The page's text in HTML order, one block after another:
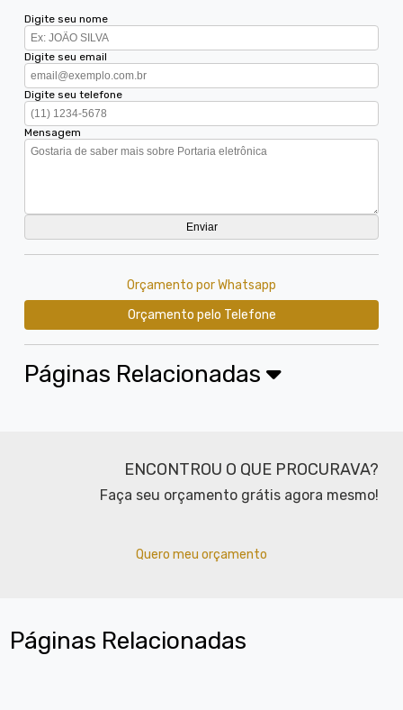
Digite seu nome
Digite seu email
Digite seu telefone
Mensagem
Orçamento por Whatsapp
Orçamento pelo Telefone
Páginas Relacionadas
ENCONTROU O QUE PROCURAVA?
Faça seu orçamento grátis agora mesmo!
Quero meu orçamento
Páginas Relacionadas